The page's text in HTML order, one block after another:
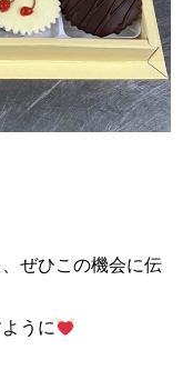
ぜひこの機会に伝
うに